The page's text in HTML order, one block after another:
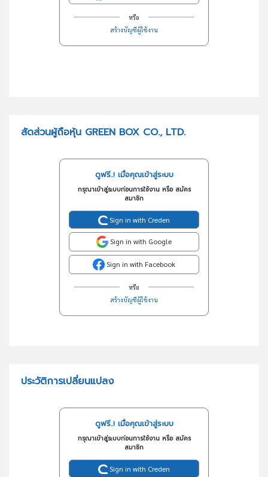
หรือ
สร้างบัญชีผู้ใช้งาน
สัดส่วนผู้ถือหุ้น GREEN BOX CO., LTD.
ดูฟรี..! เมื่อคุณเข้าสู่ระบบ
กรุณาเข้าสู่ระบบก่อนการใช้งาน หรือ สมัคร
สมาชิก
Sign in with Creden
Sign in with Google
Sign in with Facebook
หรือ
สร้างบัญชีผู้ใช้งาน
ประวัติการเปลี่ยนแปลง
ดูฟรี..! เมื่อคุณเข้าสู่ระบบ
กรุณาเข้าสู่ระบบก่อนการใช้งาน หรือ สมัคร
สมาชิก
Sign in with Creden